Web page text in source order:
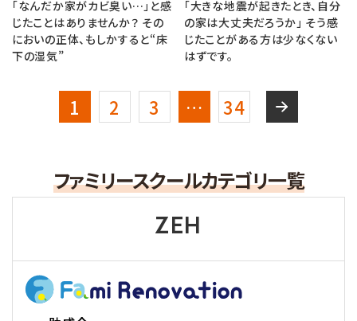
「なんだか家がカビ臭い…」と感
じたことはありませんか？ その
においの正体、もしかすると“床
下の湿気”
「大きな地震が起きたとき、自分
の家は大丈夫だろうか」 そう感
じたことがある方は少なくない
はずです。
1 2 3 … 34
ファミリースクールカテゴリ一覧
ZEH